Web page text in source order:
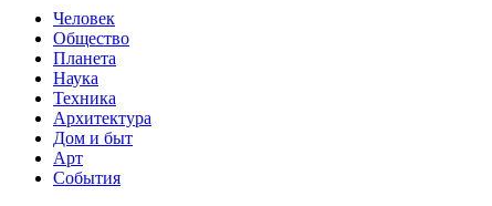
Человек
Общество
Планета
Наука
Техника
Архитектура
Дом и быт
Арт
События